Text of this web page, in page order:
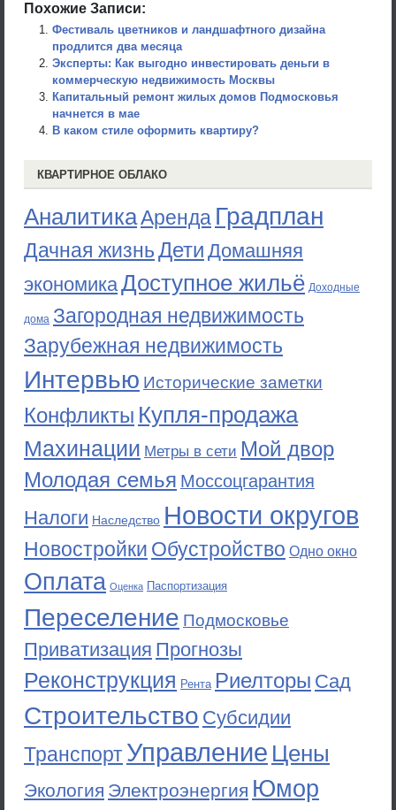
Похожие Записи:
Фестиваль цветников и ландшафтного дизайна
продлится два месяца
Эксперты: Как выгодно инвестировать деньги в
коммерческую недвижимость Москвы
Капитальный ремонт жилых домов Подмосковья
начнется в мае
В каком стиле оформить квартиру?
КВАРТИРНОЕ ОБЛАКО
АналитикаАренда Градплан
Дачная жизньДети Домашняя
экономикаДоступное жильё Доходные
дома Загородная недвижимость
Зарубежная недвижимость
Интервью Исторические заметки
Конфликты Купля-продажа
Махинации Метры в сети Мой двор
Молодая семья Моссоцгарантия
Налоги Наследство Новости округов
Новостройки Обустройство Одно окно
Оплата Оценка Паспортизация
Переселение Подмосковье
Приватизация Прогнозы
Реконструкция Рента Риелторы Сад
Строительство Субсидии
ТранспортУправление Цены
Экология Электроэнергия Юмор